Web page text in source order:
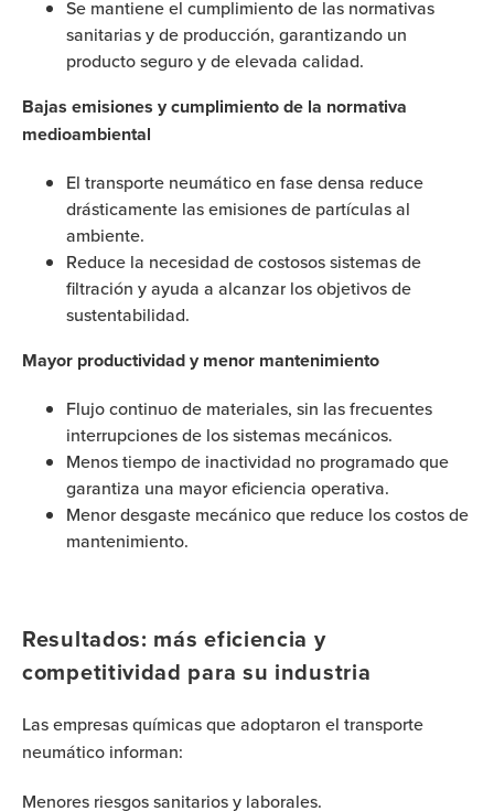
Se mantiene el cumplimiento de las normativas
sanitarias y de producción, garantizando un
producto seguro y de elevada calidad.
Bajas emisiones y cumplimiento de la normativa
medioambiental
El transporte neumático en fase densa reduce
drásticamente las emisiones de partículas al
ambiente.
Reduce la necesidad de costosos sistemas de
filtración y ayuda a alcanzar los objetivos de
sustentabilidad.
Mayor productividad y menor mantenimiento
Flujo continuo de materiales, sin las frecuentes
interrupciones de los sistemas mecánicos.
Menos tiempo de inactividad no programado que
garantiza una mayor eficiencia operativa.
Menor desgaste mecánico que reduce los costos de
mantenimiento.
Resultados: más eficiencia y
competitividad para su industria
Las empresas químicas que adoptaron el transporte
neumático informan:
Menores riesgos sanitarios y laborales.